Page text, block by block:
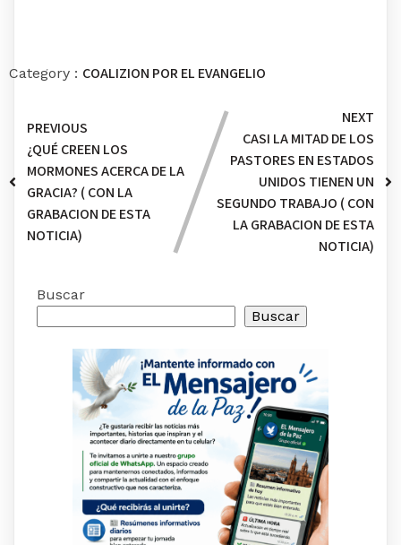
Category : COALIZION POR EL EVANGELIO
PREVIOUS
¿QUÉ CREEN LOS
MORMONES ACERCA DE LA
GRACIA? ( CON LA
GRABACION DE ESTA
NOTICIA)
NEXT
CASI LA MITAD DE LOS
PASTORES EN ESTADOS
UNIDOS TIENEN UN
SEGUNDO TRABAJO ( CON
LA GRABACION DE ESTA
NOTICIA)
Buscar
Buscar